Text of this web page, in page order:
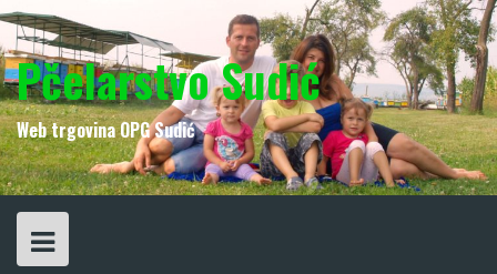
Skip
to
content
Pčelarstvo Sudić
Web trgovina OPG Sudić